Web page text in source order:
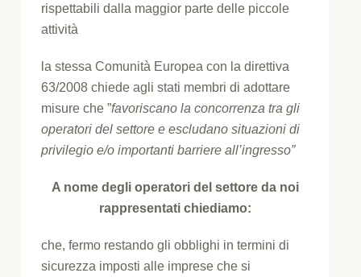
rispettabili dalla maggior parte delle piccole
attività
la stessa Comunità Europea con la direttiva
63/2008 chiede agli stati membri di adottare
misure che ”favoriscano la concorrenza tra gli
operatori del settore e escludano situazioni di
privilegio e/o importanti barriere all’ingresso”
A nome degli operatori del settore da noi
rappresentati chiediamo:
che, fermo restando gli obblighi in termini di
sicurezza imposti alle imprese che si